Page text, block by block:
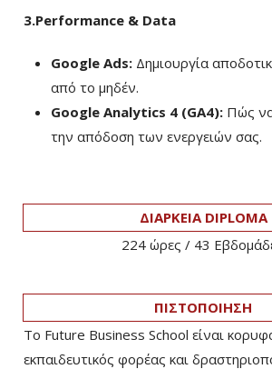
3.Performance & Data
Google Ads: Δημιουργία
από το μηδέν.
Google Analytics 4 (GA4): Πώς
την απόδοση των ενεργειών σας.
ΔΙΑΡΚΕΙΑ DIPLOMA
224 ώρες / 43
ΠΙΣΤΟΠΟΙΗΣΗ
Το Future Business School είναι
εκπαιδευτικός φορέας και